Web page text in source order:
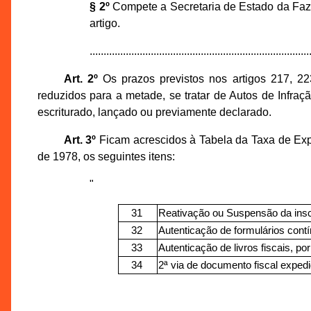
§ 2ºCompete a Secretaria de Estado da
artigo.
Art. 2ºOs prazos previstos nos artigos 217,
reduzidos para a metade, se tratar de Autos de
escriturado, lançado ou previamente declarado.
Art. 3º Ficam acrescidos à Tabela da Taxa de
de 1978, os seguintes itens:
"
31
Reativação ou Suspensão da
32
Autenticação de formulários
33
Autenticação de livros fiscais,
34
2ª via de documento fiscal